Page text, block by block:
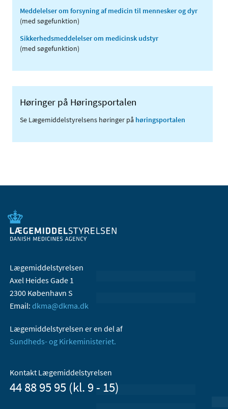
Meddelelser om forsyning af medicin til mennesker og dyr
(med søgefunktion)
Sikkerhedsmeddelelser om medicinsk udstyr
(med søgefunktion)
Høringer på Høringsportalen
Se Lægemiddelstyrelsens høringer på høringsportalen
Lægemiddelstyrelsen
Axel Heides Gade 1
2300 København S
Email: dkma@dkma.dk
Lægemiddelstyrelsen er en del af
Sundheds- og Kirkeministeriet.
Kontakt Lægemiddelstyrelsen
44 88 95 95 (kl. 9 - 15)